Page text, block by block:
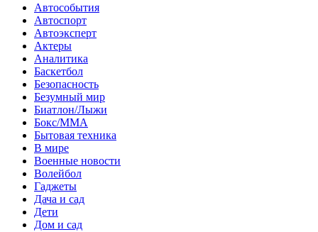
Автособытия
Автоспорт
Автоэксперт
Актеры
Аналитика
Баскетбол
Безопасность
Безумный мир
Биатлон/Лыжи
Бокс/MMA
Бытовая техника
В мире
Военные новости
Волейбол
Гаджеты
Дача и сад
Дети
Дом и сад